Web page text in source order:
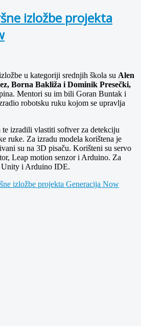
izložbe projekta
u kategoriji srednjih škola su Alen
Borna Bakliža i Dominik Presečki,
Mentori su im bili Goran Buntak i
robotsku ruku kojom se upravlja
izradili vlastiti softver za detekciju
ruke. Za izradu modela korištena je
su na 3D pisaču. Korišteni su servo
Leap motion senzor i Arduino. Za
Unity i Arduino IDE.
izložbe projekta Generacija Now